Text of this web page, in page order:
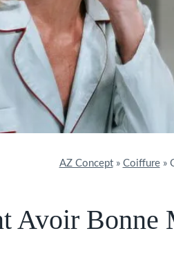
AZ Concept» Coiffure»
Avoir Bonne